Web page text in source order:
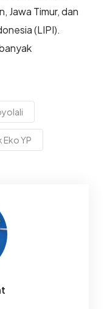
Jawa Timur, dan
(LIPI).
YP